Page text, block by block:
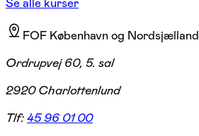
FOF København og Nordsjælland
Ordrupvej 60, 5. sal
2920 Charlottenlund
Tlf:45 96 01 00